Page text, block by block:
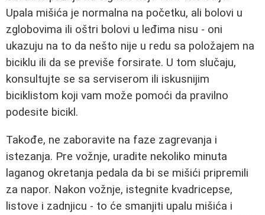
Upala mišića je normalna na početku, ali bolovi u
zglobovima ili oštri bolovi u leđima nisu - oni
ukazuju na to da nešto nije u redu sa položajem na
biciklu ili da se previše forsirate. U tom slučaju,
konsultujte se sa serviserom ili iskusnijim
biciklistom koji vam može pomoći da pravilno
podesite bicikl.
Takođe, ne zaboravite na faze zagrevanja i
istezanja. Pre vožnje, uradite nekoliko minuta
laganog okretanja pedala da bi se mišići pripremili
za napor. Nakon vožnje, istegnite kvadricepse,
listove i zadnjicu - to će smanjiti upalu mišića i